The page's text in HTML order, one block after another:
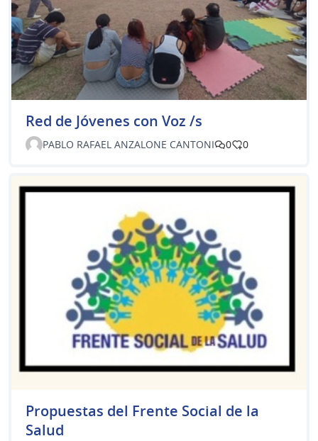
Red de Jóvenes con Voz /s
PABLO RAFAEL ANZALONE CANTONI 0 0
Propuestas del Frente Social de la
Salud